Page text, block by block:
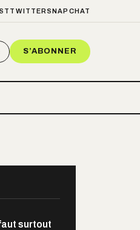
TWITTER SNAPCHAT
S’ABONNER
surtout